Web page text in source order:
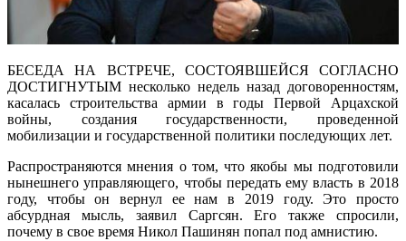
БЕСЕДА НА ВСТРЕЧЕ, СОСТОЯВШЕЙСЯ СОГЛАСНО
ДОСТИГНУТЫМ несколько недель назад договоренностям,
касалась строительства армии в годы Первой Арцахской
войны, создания государственности, проведенной
мобилизации и государственной политики последующих лет.
Распространяются мнения о том, что якобы мы подготовили
нынешнего управляющего, чтобы передать ему власть в 2018
году, чтобы он вернул ее нам в 2019 году. Это просто
абсурдная мысль, заявил Саргсян. Его также спросили,
почему в свое время Никол Пашинян попал под амнистию.